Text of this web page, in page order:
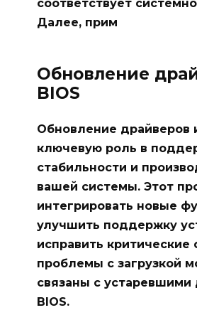
соответствует
Далее, прим
Обновление
BIOS
Обновление драйверов
ключевую роль в
стабильности и
вашей системы. Этот
интегрировать новые
улучшить поддержку
исправить критические
проблемы с загрузкой
связаны с устаревшими
BIOS.